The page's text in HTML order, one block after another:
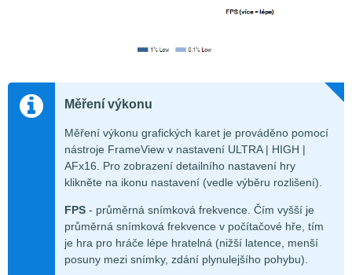
Měření výkonu
Měření výkonu grafických karet je prováděno pomocí
nástroje FrameView v nastavení ULTRA | HIGH |
AFx16. Pro zobrazení detailního nastavení hry
klikněte na ikonu nastavení (vedle výběru rozlišení).
FPS - průměrná snímková frekvence. Čím vyšší je
průměrná snímková frekvence v počítačové hře, tím
je hra pro hráče lépe hratelná (nižší latence, menší
posuny mezi snímky, zdání plynulejšího pohybu).